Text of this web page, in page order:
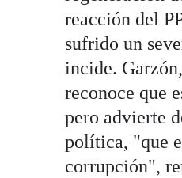
reacción del
sufrido un
incide.
reconoce que
pero advierte
política, "que
corrupción",